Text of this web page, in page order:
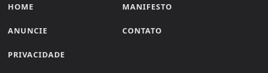
HOME MANIFESTO
ANUNCIE CONTATO
PRIVACIDADE